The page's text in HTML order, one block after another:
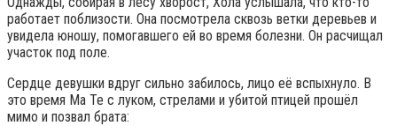
работает поблизости. Она посмотрела сквозь ветки деревьев и
увидела юношу, помогавшего ей во время болезни. Он расчищал
участок под поле.
Сердце девушки вдруг сильно забилось, лицо её вспыхнуло. В
это время Ма Те с луком, стрелами и убитой птицей прошёл
мимо и позвал брата: